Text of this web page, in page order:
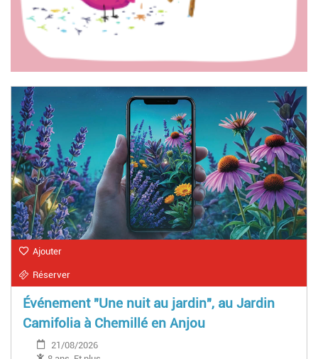
Ajouter
Réserver
Événement "Une nuit au jardin", au Jardin
Camifolia à Chemillé en Anjou
21/08/2026